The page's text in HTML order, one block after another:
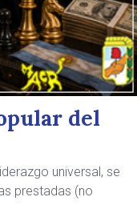
del
universal, se
prestadas (no